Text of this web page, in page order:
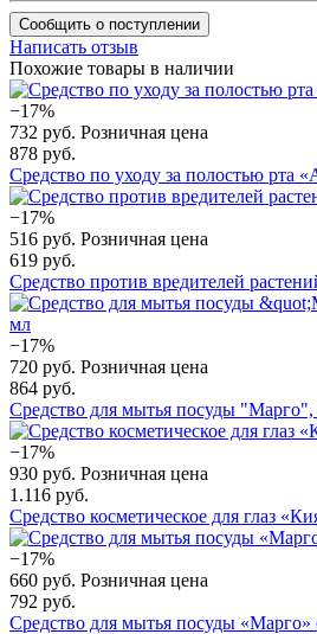
Сообщить о поступлении
Написать отзыв
Похожие товары в наличии
−17%
732 руб. Розничная цена
878 руб.
Средство по уходу за полостью рта
−17%
516 руб. Розничная цена
619 руб.
Средство против вредителей
−17%
720 руб. Розничная цена
864 руб.
Средство для мытья посуды
−17%
930 руб. Розничная цена
1.116 руб.
Средство косметическое для глаз
−17%
660 руб. Розничная цена
792 руб.
Средство для мытья посуды